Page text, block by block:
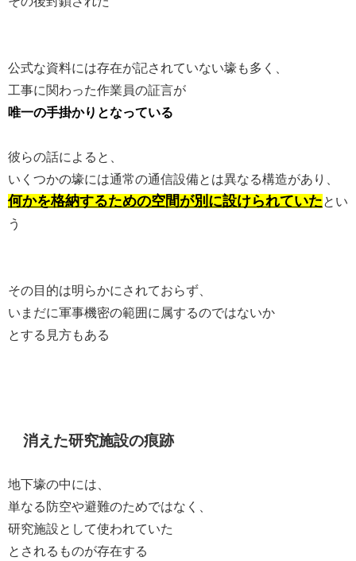
公式な資料には存在が記されていない壕も多く、
工事に関わった作業員の証言が
唯一の手掛かりとなっている
彼らの話によると、
いくつかの壕には通常の通信設備とは異なる構造があり、
何かを格納するための空間が別に設けられていた とい
う
その目的は明らかにされておらず、
いまだに軍事機密の範囲に属するのではないか
とする見方もある
消えた研究施設の痕跡
地下壕の中には、
単なる防空や避難のためではなく、
研究施設として使われていた
とされるものが存在する